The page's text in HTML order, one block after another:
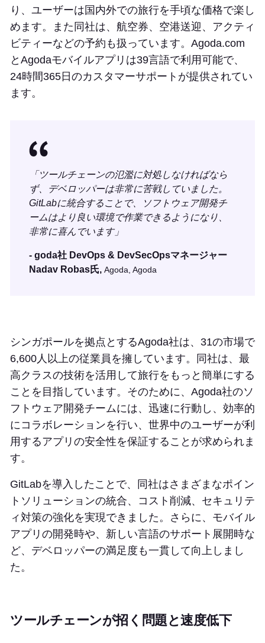
り、ユーザーは国内外での旅行を手頃な価格で楽し
めます。また同社は、航空券、空港送迎、アクティ
ビティーなどの予約も扱っています。Agoda.com
とAgodaモバイルアプリは39言語で利用可能で、
24時間365日のカスタマーサポートが提供されてい
ます。
「ツールチェーンの氾濫に対処しなければなら
ず、デベロッパーは非常に苦戦していました。
GitLabに統合することで、ソフトウェア開発チ
ームはより良い環境で作業できるようになり、
非常に喜んでいます」
- goda社 DevOps & DevSecOpsマネージャー
Nadav Robas氏, Agoda, Agoda
シンガポールを拠点とするAgoda社は、31の市場で
6,600人以上の従業員を擁しています。同社は、最
高クラスの技術を活用して旅行をもっと簡単にする
ことを目指しています。そのために、Agoda社のソ
フトウェア開発チームには、迅速に行動し、効率的
にコラボレーションを行い、世界中のユーザーが利
用するアプリの安全性を保証することが求められま
す。
GitLabを導入したことで、同社はさまざまなポイン
トソリューションの統合、コスト削減、セキュリテ
ィ対策の強化を実現できました。さらに、モバイル
アプリの開発時や、新しい言語のサポート展開時な
ど、デベロッパーの満足度も一貫して向上しまし
た。
ツールチェーンが招く問題と速度低下